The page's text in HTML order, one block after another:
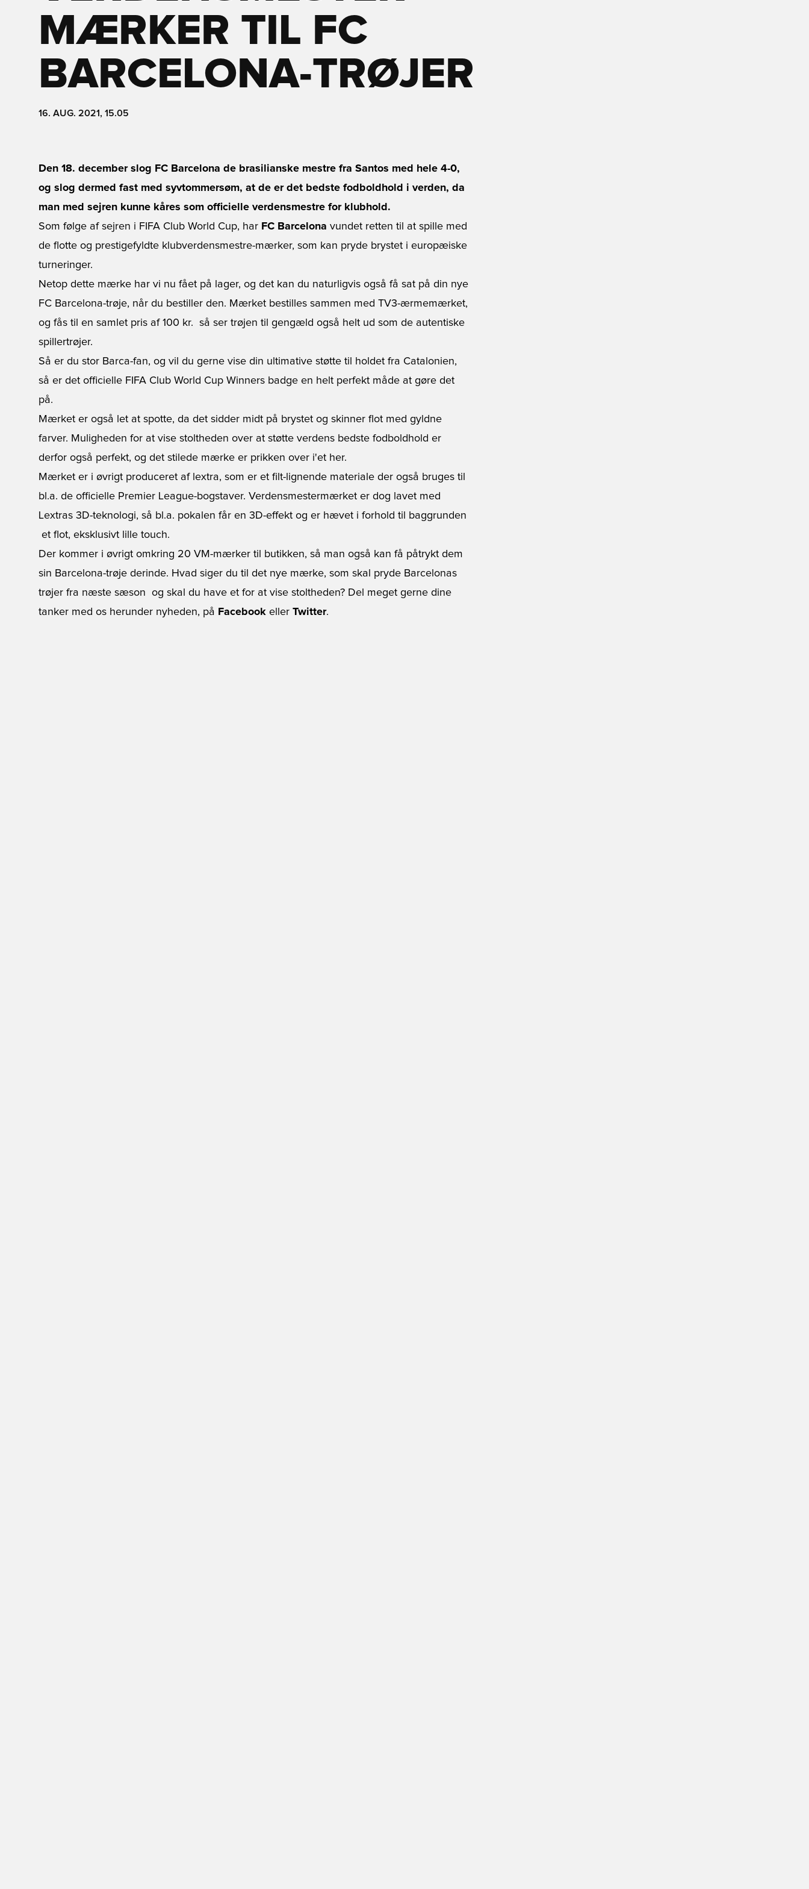
MÆRKER TIL FC
BARCELONA-TRØJER
16. AUG. 2021, 15.05
Den 18. december slog FC Barcelona de brasilianske mestre fra Santos med hele 4-0,
og slog dermed fast med syvtommersøm, at de er det bedste fodboldhold i verden, da
man med sejren kunne kåres som officielle verdensmestre for klubhold.
Som følge af sejren i FIFA Club World Cup, har FC Barcelona vundet retten til at spille med
de flotte og prestigefyldte klubverdensmestre-mærker, som kan pryde brystet i europæiske
turneringer.
Netop dette mærke har vi nu fået på lager, og det kan du naturligvis også få sat på din nye
FC Barcelona-trøje, når du bestiller den. Mærket bestilles sammen med TV3-ærmemærket,
og fås til en samlet pris af 100 kr.  så ser trøjen til gengæld også helt ud som de autentiske
spillertrøjer.
Så er du stor Barca-fan, og vil du gerne vise din ultimative støtte til holdet fra Catalonien,
så er det officielle FIFA Club World Cup Winners badge en helt perfekt måde at gøre det
på.
Mærket er også let at spotte, da det sidder midt på brystet og skinner flot med gyldne
farver. Muligheden for at vise stoltheden over at støtte verdens bedste fodboldhold er
derfor også perfekt, og det stilede mærke er prikken over i'et her.
Mærket er i øvrigt produceret af lextra, som er et filt-lignende materiale der også bruges til
bl.a. de officielle Premier League-bogstaver. Verdensmestermærket er dog lavet med
Lextras 3D-teknologi, så bl.a. pokalen får en 3D-effekt og er hævet i forhold til baggrunden
 et flot, eksklusivt lille touch.
Der kommer i øvrigt omkring 20 VM-mærker til butikken, så man også kan få påtrykt dem
sin Barcelona-trøje derinde. Hvad siger du til det nye mærke, som skal pryde Barcelonas
trøjer fra næste sæson  og skal du have et for at vise stoltheden? Del meget gerne dine
tanker med os herunder nyheden, på Facebook eller Twitter.